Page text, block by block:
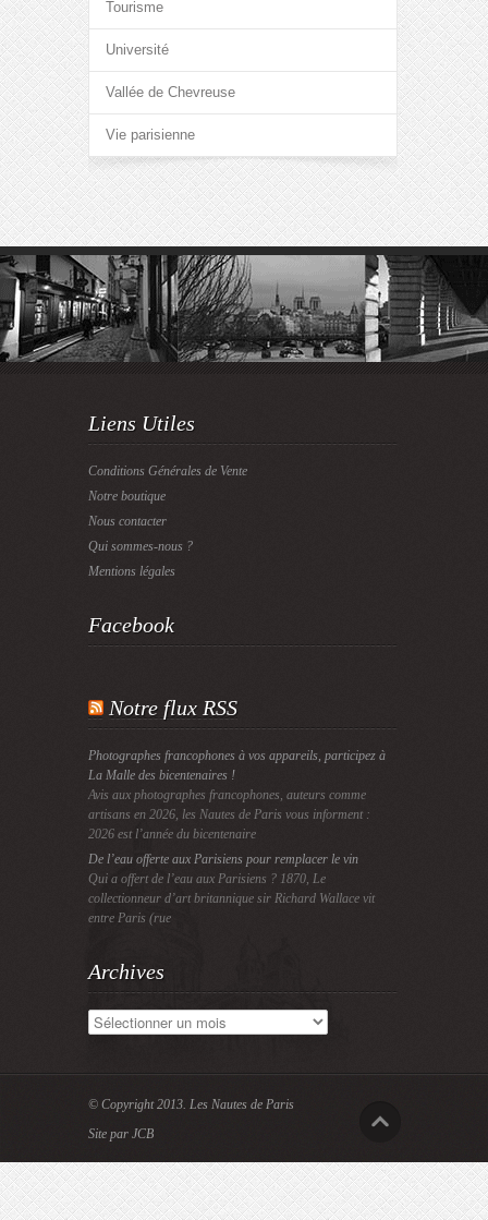
Tourisme
Université
Vallée de Chevreuse
Vie parisienne
Liens Utiles
Conditions Générales de Vente
Notre boutique
Nous contacter
Qui sommes-nous ?
Mentions légales
Facebook
Notre flux RSS
Photographes francophones à vos appareils, participez à
La Malle des bicentenaires !
Avis aux photographes francophones, auteurs comme
artisans en 2026, les Nautes de Paris vous informent :
2026 est l’année du bicentenaire
De l’eau offerte aux Parisiens pour remplacer le vin
Qui a offert de l’eau aux Parisiens ? 1870, Le
collectionneur d’art britannique sir Richard Wallace vit
entre Paris (rue
Archives
Archives
© Copyright 2013. Les Nautes de Paris
Site par JCB